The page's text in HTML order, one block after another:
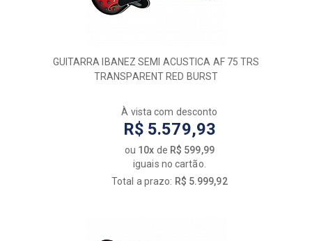
GUITARRA IBANEZ SEMI ACUSTICA AF 75 TRS
TRANSPARENT RED BURST
À vista com desconto
R$ 5.579,93
ou 10x de R$ 599,99
iguais no cartão.
Total a prazo: R$ 5.999,92